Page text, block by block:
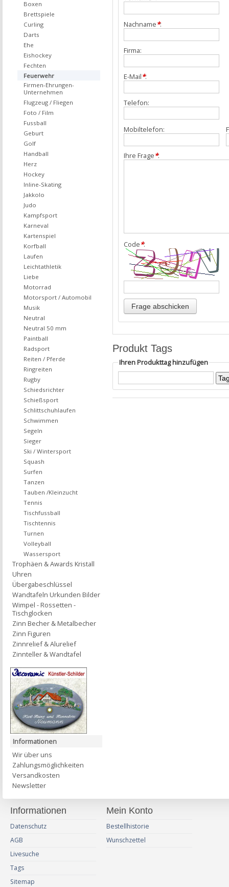
Nachname*:
Firma:
E-Mail*:
Telefon:
Mobiltelefon:
Ihre Frage*:
Code*:
Produkt Tags
Ihren Produkttag hinzufügen
Boxen
Brettspiele
Curling
Darts
Ehe
Eishockey
Fechten
Feuerwehr
Firmen-Ehrungen-
Unternehmen
Flugzeug / Fliegen
Foto / Film
Fussball
Geburt
Golf
Handball
Herz
Hockey
Inline-Skating
Jakkolo
Judo
Kampfsport
Karneval
Kartenspiel
Korfball
Laufen
Leichtathletik
Liebe
Motorrad
Motorsport / Automobil
Musik
Neutral
Neutral 50 mm
Paintball
Radsport
Reiten / Pferde
Ringreiten
Rugby
Schiedsrichter
Schießsport
Schlittschuhlaufen
Schwimmen
Segeln
Sieger
Ski / Wintersport
Squash
Surfen
Tanzen
Tauben /Kleinzucht
Tennis
Tischfussball
Tischtennis
Turnen
Volleyball
Wassersport
Trophäen & Awards Kristall
Uhren
Übergabeschlüssel
Wandtafeln Urkunden Bilder
Wimpel - Rossetten -
Tischglocken
Zinn Becher & Metalbecher
Zinn Figuren
Zinnrelief & Alurelief
Zinnteller & Wandtafel
Informationen
Wir über uns
Zahlungsmöglichkeiten
Versandkosten
Newsletter
Informationen
Datenschutz
AGB
Livesuche
Tags
Sitemap
Mein Konto
Bestellhistorie
Wunschzettel